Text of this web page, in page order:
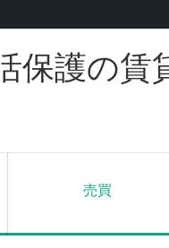
保護の
売買